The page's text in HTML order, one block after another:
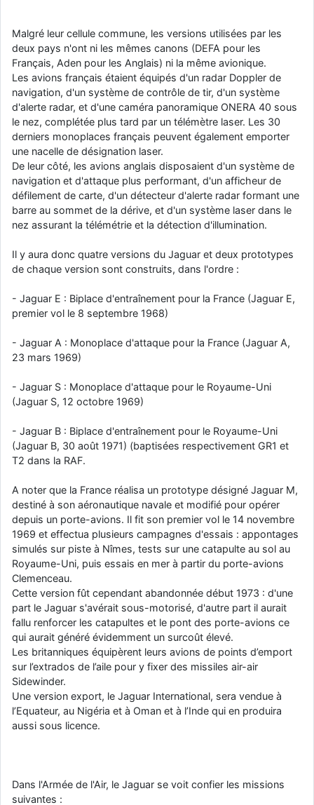
Malgré leur cellule commune, les versions utilisées par les
deux pays n'ont ni les mêmes canons (DEFA pour les
Français, Aden pour les Anglais) ni la même avionique.
Les avions français étaient équipés d'un radar Doppler de
navigation, d'un système de contrôle de tir, d'un système
d'alerte radar, et d'une caméra panoramique ONERA 40 sous
le nez, complétée plus tard par un télémètre laser. Les 30
derniers monoplaces français peuvent également emporter
une nacelle de désignation laser.
De leur côté, les avions anglais disposaient d'un système de
navigation et d'attaque plus performant, d'un afficheur de
défilement de carte, d'un détecteur d'alerte radar formant une
barre au sommet de la dérive, et d'un système laser dans le
nez assurant la télémétrie et la détection d'illumination.
Il y aura donc quatre versions du Jaguar et deux prototypes
de chaque version sont construits, dans l'ordre :
- Jaguar E : Biplace d'entraînement pour la France (Jaguar E,
premier vol le 8 septembre 1968)
- Jaguar A : Monoplace d'attaque pour la France (Jaguar A,
23 mars 1969)
- Jaguar S : Monoplace d'attaque pour le Royaume-Uni
(Jaguar S, 12 octobre 1969)
- Jaguar B : Biplace d'entraînement pour le Royaume-Uni
(Jaguar B, 30 août 1971) (baptisées respectivement GR1 et
T2 dans la RAF.
A noter que la France réalisa un prototype désigné Jaguar M,
destiné à son aéronautique navale et modifié pour opérer
depuis un porte-avions. Il fit son premier vol le 14 novembre
1969 et effectua plusieurs campagnes d'essais : appontages
simulés sur piste à Nîmes, tests sur une catapulte au sol au
Royaume-Uni, puis essais en mer à partir du porte-avions
Clemenceau.
Cette version fût cependant abandonnée début 1973 : d'une
part le Jaguar s'avérait sous-motorisé, d'autre part il aurait
fallu renforcer les catapultes et le pont des porte-avions ce
qui aurait généré évidemment un surcoût élevé.
Les britanniques équipèrent leurs avions de points d’emport
sur l’extrados de l’aile pour y fixer des missiles air-air
Sidewinder.
Une version export, le Jaguar International, sera vendue à
l’Equateur, au Nigéria et à Oman et à l’Inde qui en produira
aussi sous licence.
Dans l'Armée de l'Air, le Jaguar se voit confier les missions
suivantes :